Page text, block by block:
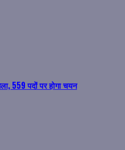
559 पदों पर होगा चयन